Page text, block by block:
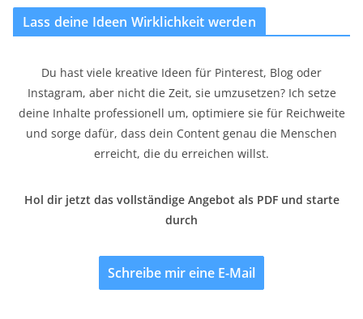
Lass deine Ideen Wirklichkeit werden
Du hast viele kreative Ideen für Pinterest, Blog oder
Instagram, aber nicht die Zeit, sie umzusetzen? Ich setze
deine Inhalte professionell um, optimiere sie für Reichweite
und sorge dafür, dass dein Content genau die Menschen
erreicht, die du erreichen willst.
Hol dir jetzt das vollständige Angebot als PDF und starte
durch
Schreibe mir eine E-Mail